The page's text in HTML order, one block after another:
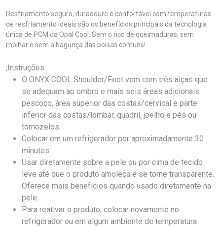
Resfriamento seguro, duradouro e confortável com temperaturas
de resfriamento ideais são os benefícios principais da tecnologia
única de PCM da Opal Cool. Sem o rico de queimaduras, sem
molhar e sem a bagunça das bolsas comuns!
;Instruções:
O ONYX COOL Shoulder/Foot vem com três alças que
se adequam ao ombro e mais seis áreas adicionais:
pescoço, área superior das costas/cervical e parte
inferior das costas/lombar, quadril, joelho e pés ou
tornozelos.
Colocar em um refrigerador por aproximadamente 30
minutos.
Usar diretamente sobre a pele ou por cima de tecido
leve até que o produto amoleça e se torne transparente.
Oferece mais benefícios quando usado diretamente na
pele.
Para reativar o produto, colocar novamente no
refrigerador ou em algum ambiente de temperatura